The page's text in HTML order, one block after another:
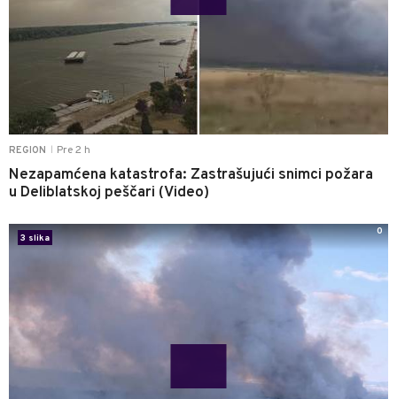
REGION Pre 2 h
Nezapamćena katastrofa: Zastrašujući snimci požara
u Deliblatskoj peščari (Video)
3 slika
0